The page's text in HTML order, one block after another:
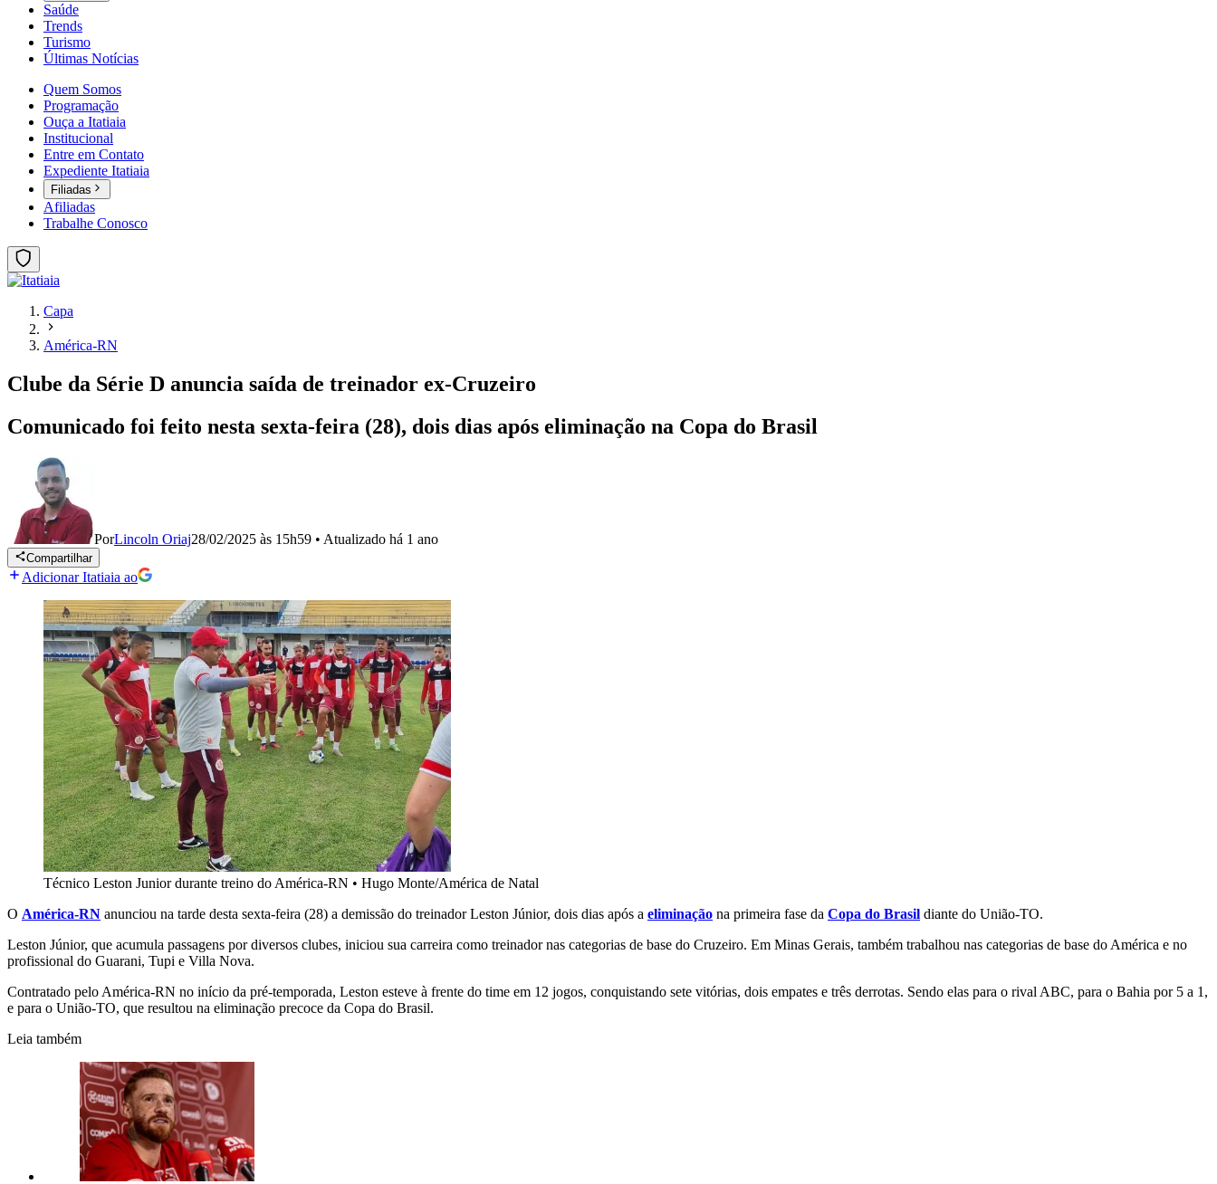
Saúde
Trends
Turismo
Últimas Notícias
Quem Somos
Programação
Ouça a Itatiaia
Institucional
Entre em Contato
Expediente Itatiaia
Filiadas
Afiliadas
Trabalhe Conosco
Capa
América-RN
Clube da Série D anuncia saída de treinador ex-Cruzeiro
Comunicado foi feito nesta sexta-feira (28), dois dias após eliminação na Copa do Brasil
PorLincoln Oriaj28/02/2025 às 15h59 • Atualizado há 1 ano
Compartilhar
Adicionar Itatiaia ao
Técnico Leston Junior durante treino do América-RN • Hugo Monte/América de Natal
O América-RN anunciou na tarde desta sexta-feira (28) a demissão do treinador Leston Júnior, dois dias após a eliminação na primeira fase da Copa do Brasil diante do União-TO.
Leston Júnior, que acumula passagens por diversos clubes, iniciou sua carreira como treinador nas categorias de base do Cruzeiro. Em Minas Gerais, também trabalhou nas categorias de base do América e no
profissional do Guarani, Tupi e Villa Nova.
Contratado pelo América-RN no início da pré-temporada, Leston esteve à frente do time em 12 jogos, conquistando sete vitórias, dois empates e três derrotas. Sendo elas para o rival ABC, para o Bahia por 5 a 1,
e para o União-TO, que resultou na eliminação precoce da Copa do Brasil.
Leia também